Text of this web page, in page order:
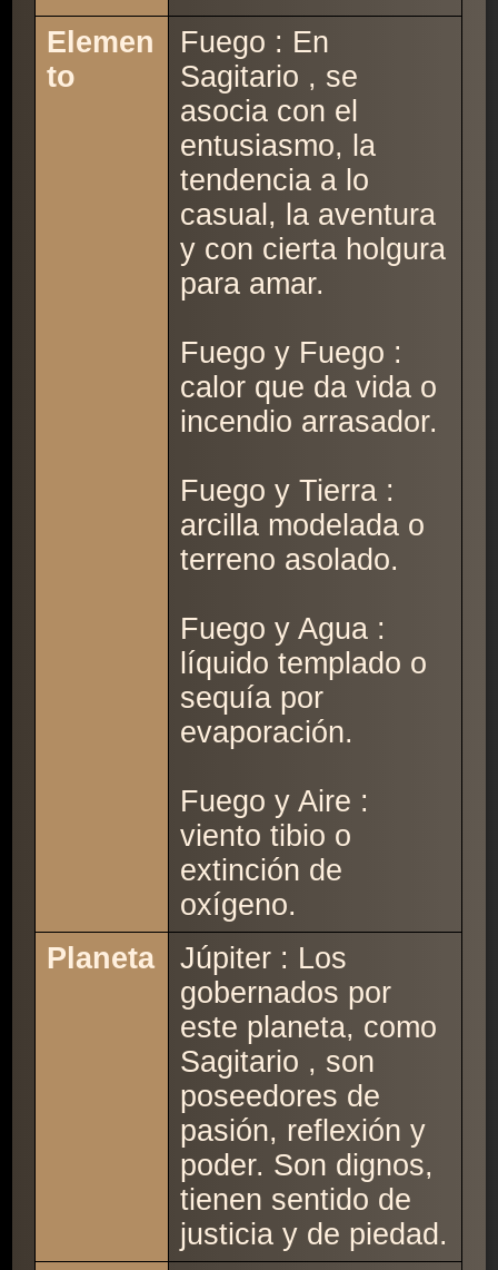
Elemen
to
Fuego : En
Sagitario , se
asocia con el
entusiasmo, la
tendencia a lo
casual, la aventura
y con cierta holgura
para amar.
Fuego y Fuego :
calor que da vida o
incendio arrasador.
Fuego y Tierra :
arcilla modelada o
terreno asolado.
Fuego y Agua :
líquido templado o
sequía por
evaporación.
Fuego y Aire :
viento tibio o
extinción de
oxígeno.
Planeta
Júpiter : Los
gobernados por
este planeta, como
Sagitario , son
poseedores de
pasión, reflexión y
poder. Son dignos,
tienen sentido de
justicia y de piedad.